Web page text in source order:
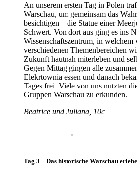
An unserem ersten Tag in Polen
Warschau, um gemeinsam das
besichtigen – die Statue einer
Schwert. Von dort aus ging es ins
Wissenschaftszentrum, in
verschiedenen Themenbereichen
Zukunft hautnah miterleben und
Gegen Mittag gingen alle
Elekrtownia essen und danach
Tages frei. Viele von uns nutzten
Gruppen Warschau zu erkunden.
Beatrice und Juliana, 10c
Tag 3 – Das historische Warschau